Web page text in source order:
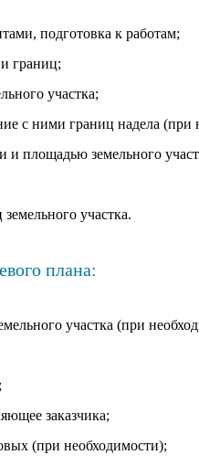
подготовка к работам;
границ;
участка;
с ними границ надела (при
и площадью земельного
участка.
плана:
участка (при
заказчика;
(при необходимости);